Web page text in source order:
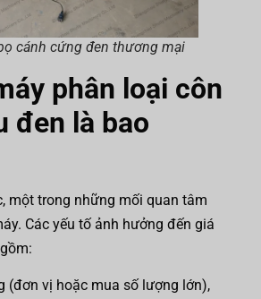
cánh cứng đen thương mại
phân loại côn
đen là bao
một trong những mối quan tâm
Các yếu tố ảnh hưởng đến giá
(đơn vị hoặc mua số lượng lớn),